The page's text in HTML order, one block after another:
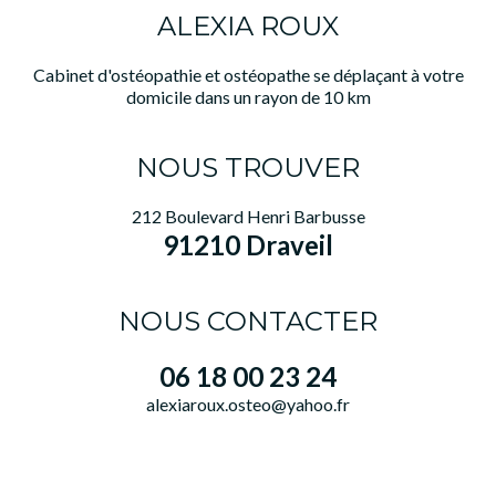
ALEXIA ROUX
Cabinet d'ostéopathie et ostéopathe se déplaçant à votre
domicile dans un rayon de 10 km
NOUS TROUVER
212 Boulevard Henri Barbusse
91210 Draveil
NOUS CONTACTER
06 18 00 23 24
alexiaroux.osteo@yahoo.fr